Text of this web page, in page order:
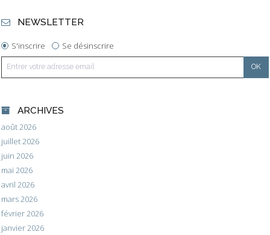
NEWSLETTER
S'inscrire Se désinscrire
ARCHIVES
août 2026
juillet 2026
juin 2026
mai 2026
avril 2026
mars 2026
février 2026
janvier 2026